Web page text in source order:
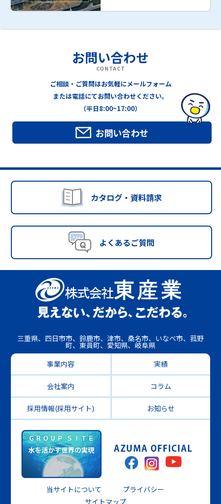
お問い合わせ
CONTACT
ご相談・ご質問はお気軽にメールフォーム
または電話にてお問い合わせください。
（平日8:00~17:00）
お問い合わせ
カタログ・資料請求
よくあるご質問
三重県、四日市市、鈴鹿市、津市、桑名市、いなべ市、菰野
町、東員町、愛知県、岐阜県
事業内容
実績
会社案内 コラム
採用情報(採用サイト) お知らせ
当サイトについて
プライバシー
サイトマップ